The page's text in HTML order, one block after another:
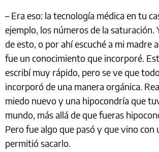
– Era eso: la tecnología médica en tu
ejemplo, los números de la saturación.
de esto, o por ahí escuché a mi madre
fue un conocimiento que incorporé.
escribí muy rápido, pero se ve que
incorporó de una manera orgánica.
miedo nuevo y una hipocondría que
mundo, más allá de que fueras
Pero fue algo que pasó y que vino con
permitió sacarlo.